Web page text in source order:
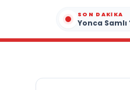
SON DAKIKA